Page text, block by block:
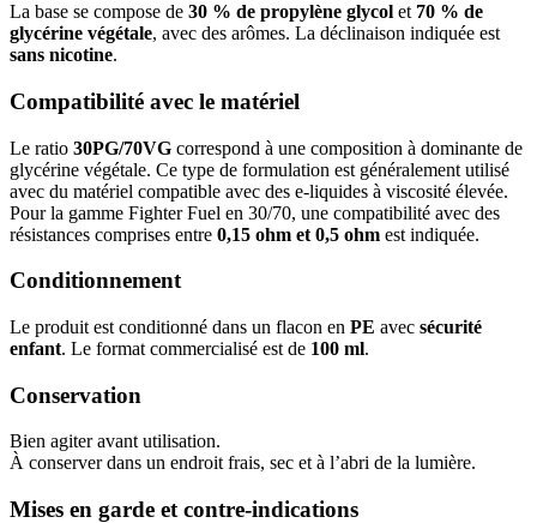
La base se compose de 30 % de propylène glycol et 70 % de
glycérine végétale, avec des arômes. La déclinaison indiquée est
sans nicotine.
Compatibilité avec le matériel
Le ratio 30PG/70VG correspond à une composition à dominante de
glycérine végétale. Ce type de formulation est généralement utilisé
avec du matériel compatible avec des e-liquides à viscosité élevée.
Pour la gamme Fighter Fuel en 30/70, une compatibilité avec des
résistances comprises entre 0,15 ohm et 0,5 ohm est indiquée.
Conditionnement
Le produit est conditionné dans un flacon en PE avec sécurité
enfant. Le format commercialisé est de 100 ml.
Conservation
Bien agiter avant utilisation.
À conserver dans un endroit frais, sec et à l’abri de la lumière.
Mises en garde et contre-indications